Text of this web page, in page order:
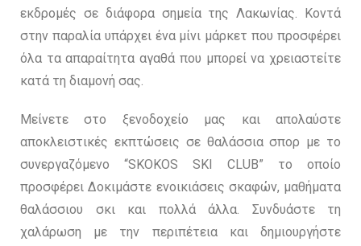
εκδρομές σε διάφορα σημεία της Λακωνίας. Κοντά
στην παραλία υπάρχει ένα μίνι μάρκετ που προσφέρει
όλα τα απαραίτητα αγαθά που μπορεί να χρειαστείτε
κατά τη διαμονή σας.
Μείνετε στο ξενοδοχείο μας και απολαύστε
αποκλειστικές εκπτώσεις σε θαλάσσια σπορ με το
συνεργαζόμενο “SKOKOS SKI CLUB” το οποίο
προσφέρει Δοκιμάστε ενοικιάσεις σκαφών, μαθήματα
θαλάσσιου σκι και πολλά άλλα. Συνδυάστε τη
χαλάρωση με την περιπέτεια και δημιουργήστε